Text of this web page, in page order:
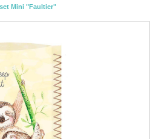
Mini "Faultier"